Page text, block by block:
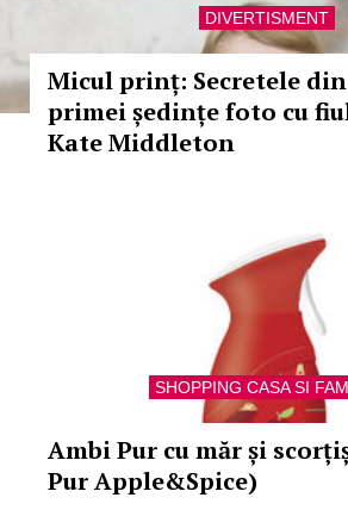
DIVERTISMENT
Micul prinț: Secretele
primei ședințe foto cu
Kate Middleton
SHOPPING CASA SI
Ambi Pur cu măr și
Pur Apple&Spice)